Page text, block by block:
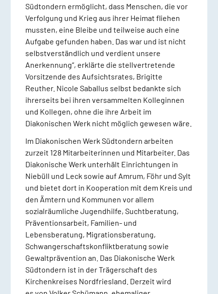
Südtondern ermöglicht, dass Menschen, die vor
Verfolgung und Krieg aus ihrer Heimat fliehen
mussten, eine Bleibe und teilweise auch eine
Aufgabe gefunden haben. Das war und ist nicht
selbstverständlich und verdient unsere
Anerkennung“, erklärte die stellvertretende
Vorsitzende des Aufsichtsrates, Brigitte
Reuther. Nicole Saballus selbst bedankte sich
ihrerseits bei ihren versammelten Kolleginnen
und Kollegen, ohne die ihre Arbeit im
Diakonischen Werk nicht möglich gewesen wäre.
Im Diakonischen Werk Südtondern arbeiten
zurzeit 128 Mitarbeiterinnen und Mitarbeiter. Das
Diakonische Werk unterhält Einrichtungen in
Niebüll und Leck sowie auf Amrum, Föhr und Sylt
und bietet dort in Kooperation mit dem Kreis und
den Ämtern und Kommunen vor allem
sozialräumliche Jugendhilfe, Suchtberatung,
Präventionsarbeit, Familien- und
Lebensberatung, Migrationsberatung,
Schwangerschaftskonfliktberatung sowie
Gewaltprävention an. Das Diakonische Werk
Südtondern ist in der Trägerschaft des
Kirchenkreises Nordfriesland. Derzeit wird